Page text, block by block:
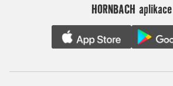
HORNBACH aplikace